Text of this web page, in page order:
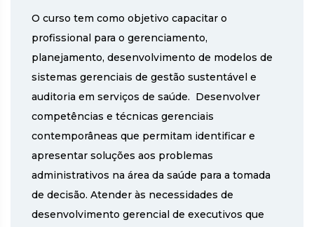
O curso tem como objetivo capacitar o
profissional para o gerenciamento,
planejamento, desenvolvimento de modelos de
sistemas gerenciais de gestão sustentável e
auditoria em serviços de saúde. Desenvolver
competências e técnicas gerenciais
contemporâneas que permitam identificar e
apresentar soluções aos problemas
administrativos na área da saúde para a tomada
de decisão. Atender às necessidades de
desenvolvimento gerencial de executivos que